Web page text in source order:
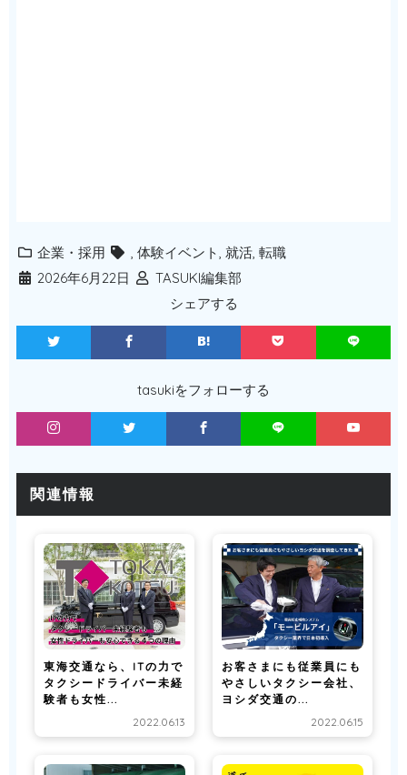
企業・採用 , 体験イベント, 就活, 転職
2026年6月22日
TASUKI編集部
シェアする
tasukiをフォローする
関連情報
東海交通なら、ITの力で
タクシードライバー未経
験者も女性...
2022.06.13
お客さまにも従業員にも
やさしいタクシー会社、
ヨシダ交通の...
2022.06.15